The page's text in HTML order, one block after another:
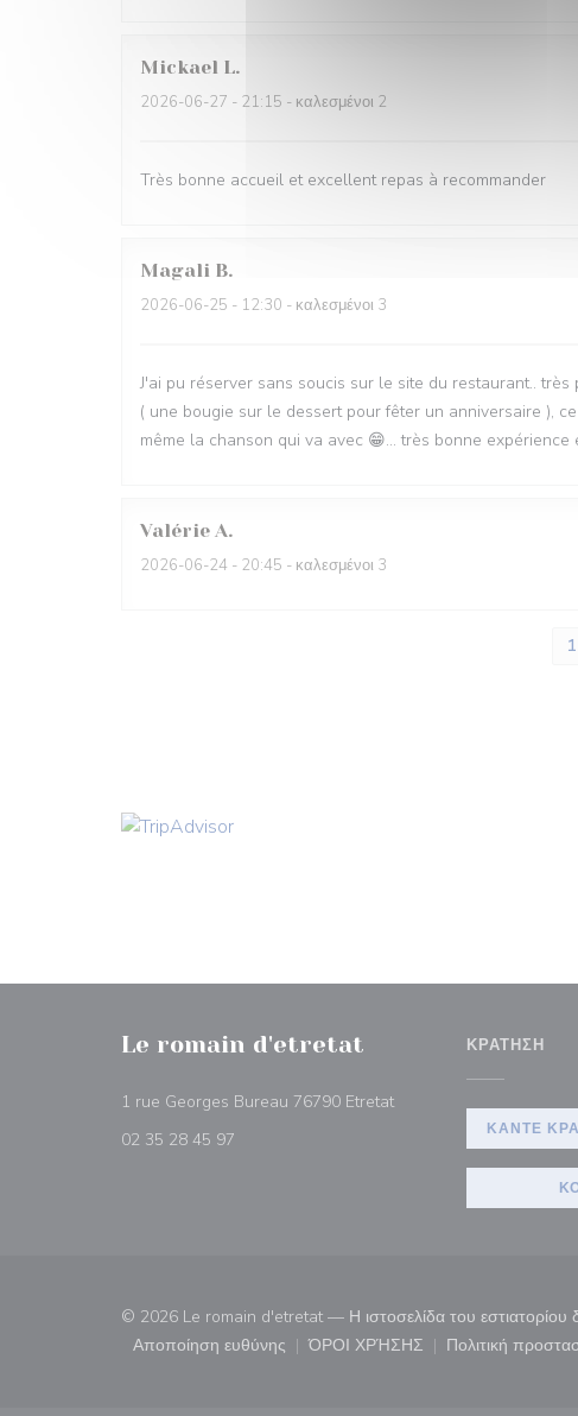
Mickael L
2026-06-27 - 21:15 - καλεσμένοι 2
Très bonne accueil et excellent repas à recommander
Magali B
2026-06-25 - 12:30 - καλεσμένοι 3
J'ai pu réserver sans soucis sur le site du restaurant..
( une bougie sur le dessert pour fêter un anniversaire ),
même la chanson qui va avec 😁... très bonne
Valérie A
2026-06-24 - 20:45 - καλεσμένοι 3
1
Le romain d'etretat
1 rue Georges Bureau 76790 Etretat((ανοίγει σε νέο
02 35 28 45 97
ΚΡΆΤΗΣΗ
ΚΆΝΤΕ
© 2026 Le romain d'etretat — Η ιστοσελίδα του εστιατορίου
Αποποίηση ευθύνης
((ανοίγει σε νέο παράθυρο))
ΌΡΟΙ ΧΡΉΣΗΣ
((ανοίγει σε νέο παράθυρο))
Πολιτική